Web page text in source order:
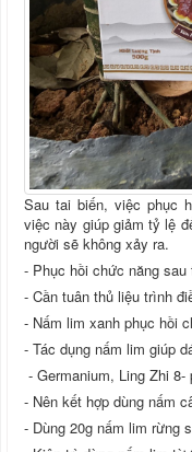
Sau tai biến, việc phục
việc này giúp giảm tỷ lệ
người sẽ không xảy ra.
- Phục hồi chức năng
- Cần tuân thủ liệu trình
- Nấm lim xanh phục hồi
- Tác dụng nấm lim giúp
- Germanium, Ling Zhi
- Nên kết hợp dùng nấm
- Dùng 20g nấm lim rừng